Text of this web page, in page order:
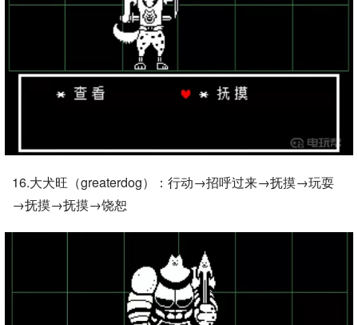
16.大犬旺（greaterdog）：行动→招呼过来→抚摸→玩耍
→抚摸→抚摸→饶恕